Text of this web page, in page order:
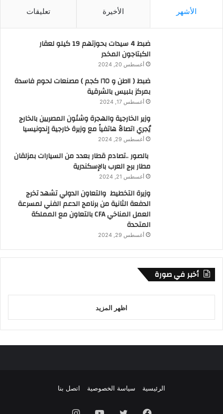
الأشهر الأخيرة تعليقات
ضبط 4 سيدات بحوزتهم 19 كيلو لعقار
الكبتاجون المخدر
أغسطس 20, 2024
ضبط ( ١١طن و ١٦٥ كجم ) مصنعات لحوم فاسدة
بمركز بلبيس بالشرقية
أغسطس 17, 2024
وزير الخارجية والهجرة وشئون المصريين بالخارج
يُجري اتصالاً هاتفياً مع وزيرة خارجية إندونيسيا
أغسطس 29, 2024
بالصور ..تصادم قطار بعدد من السيارات بمزلقان
مطار برج العرب بالإسكندرية
أغسطس 21, 2024
وزيرة التخطيط والتعاون الدولي تشهد تخرج
الدفعة الثانية من برنامج الدعم الفني لمسرعة
العمل المناخي CFA بالتعاون مع المملكة
المتحدة
أغسطس 29, 2024
أخبر في صورة
اظهر المزيد
الرئيسية سياسة الخصوصية اتصل بنا